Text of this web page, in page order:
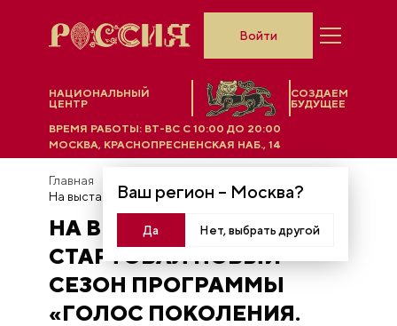
НАЦИОНАЛЬНЫЙ
ЦЕНТР
СОЗДАЕМ
БУДУЩЕЕ
Ваш регион – Москва?
Да Нет, выбрать другой
ВРЕМЯ РАБОТЫ: ВТ-ВС C 10:00 ДО 20:00
МОСКВА, КРАСНОПРЕСНЕНСКАЯ НАБ., 14
Войти
Главная
НА ВЫСТАВКЕ
СТАРТОВАЛ НОВЫЙ
СЕЗОН ПРОГРАММЫ
«ГОЛОС ПОКОЛЕНИЯ.